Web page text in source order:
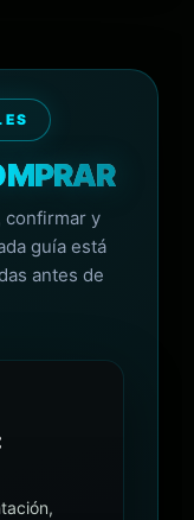
confirmar y
guía está
antes de